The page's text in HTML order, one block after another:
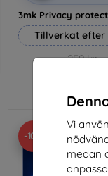
Vi
medan
3mk Privacy
Tillverkat efter
259 kr
I lager 3 st
-10%